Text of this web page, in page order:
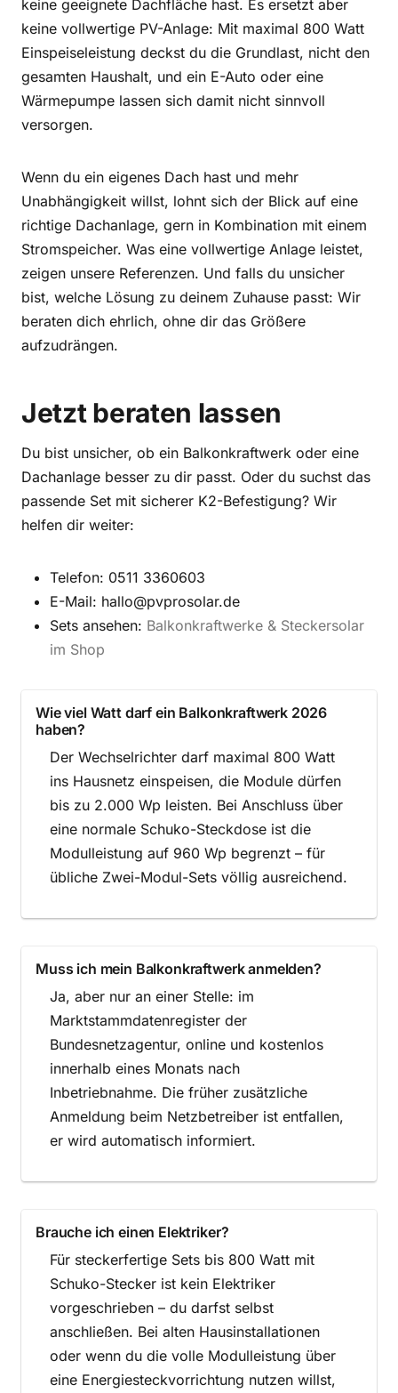
keine geeignete Dachfläche hast. Es ersetzt aber
keine vollwertige PV-Anlage: Mit maximal 800 Watt
Einspeiseleistung deckst du die Grundlast, nicht den
gesamten Haushalt, und ein E-Auto oder eine
Wärmepumpe lassen sich damit nicht sinnvoll
versorgen.
Wenn du ein eigenes Dach hast und mehr
Unabhängigkeit willst, lohnt sich der Blick auf eine
richtige Dachanlage, gern in Kombination mit einem
Stromspeicher. Was eine vollwertige Anlage leistet,
zeigen unsere Referenzen. Und falls du unsicher
bist, welche Lösung zu deinem Zuhause passt: Wir
beraten dich ehrlich, ohne dir das Größere
aufzudrängen.
Jetzt beraten lassen
Du bist unsicher, ob ein Balkonkraftwerk oder eine
Dachanlage besser zu dir passt. Oder du suchst das
passende Set mit sicherer K2-Befestigung? Wir
helfen dir weiter:
Telefon: 0511 3360603
E-Mail: hallo@pvprosolar.de
Sets ansehen: Balkonkraftwerke & Steckersolar
im Shop
Wie viel Watt darf ein Balkonkraftwerk 2026
haben?
Der Wechselrichter darf maximal 800 Watt
ins Hausnetz einspeisen, die Module dürfen
bis zu 2.000 Wp leisten. Bei Anschluss über
eine normale Schuko-Steckdose ist die
Modulleistung auf 960 Wp begrenzt – für
übliche Zwei-Modul-Sets völlig ausreichend.
Muss ich mein Balkonkraftwerk anmelden?
Ja, aber nur an einer Stelle: im
Marktstammdatenregister der
Bundesnetzagentur, online und kostenlos
innerhalb eines Monats nach
Inbetriebnahme. Die früher zusätzliche
Anmeldung beim Netzbetreiber ist entfallen,
er wird automatisch informiert.
Brauche ich einen Elektriker?
Für steckerfertige Sets bis 800 Watt mit
Schuko-Stecker ist kein Elektriker
vorgeschrieben – du darfst selbst
anschließen. Bei alten Hausinstallationen
oder wenn du die volle Modulleistung über
eine Energiesteckvorrichtung nutzen willst,